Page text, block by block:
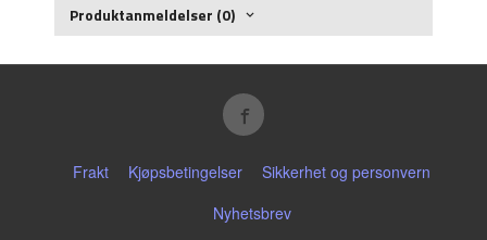
Produktanmeldelser (0)
Frakt Kjøpsbetingelser
Sikkerhet og personvern
Nyhetsbrev